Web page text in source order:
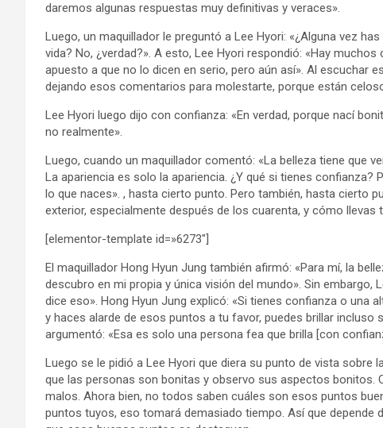
daremos algunas respuestas muy definitivas y veraces».
Luego, un maquillador le preguntó a Lee Hyori: «¿Alguna vez
vida? No, ¿verdad?». A esto, Lee Hyori respondió: «Hay
apuesto a que no lo dicen en serio, pero aún así». Al escuchar
dejando esos comentarios para molestarte, porque están
Lee Hyori luego dijo con confianza: «En verdad, porque nací
no realmente».
Luego, cuando un maquillador comentó: «La belleza tiene que
La apariencia es solo la apariencia. ¿Y qué si tienes
lo que naces». , hasta cierto punto. Pero también, hasta cierto
exterior, especialmente después de los cuarenta, y cómo llevas
[elementor-template id=»6273″]
El maquillador Hong Hyun Jung también afirmó: «Para mí, la
descubro en mi propia y única visión del mundo». Sin embargo,
dice eso». Hong Hyun Jung explicó: «Si tienes confianza o
y haces alarde de esos puntos a tu favor, puedes brillar incluso
argumentó: «Esa es solo una persona fea que brilla [con
Luego se le pidió a Lee Hyori que diera su punto de vista sobre
que las personas son bonitas y observo sus aspectos bonitos.
malos. Ahora bien, no todos saben cuáles son esos puntos
puntos tuyos, eso tomará demasiado tiempo. Así que depende